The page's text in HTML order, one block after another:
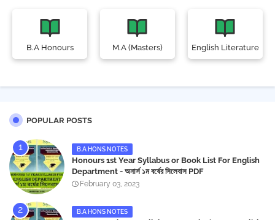
B.A Honours M.A (Masters) English Literature
POPULAR POSTS
B.A HONS NOTES
Honours 1st Year Syllabus or Book List For English
Department - অনার্স ১ম বর্ষের সিলেবাস PDF
February 03, 2023
B.A HONS NOTES